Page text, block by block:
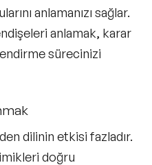
anlamanızı sağlar.
anlamak, karar
sürecinizi
dilinin etkisi fazladır.
doğru